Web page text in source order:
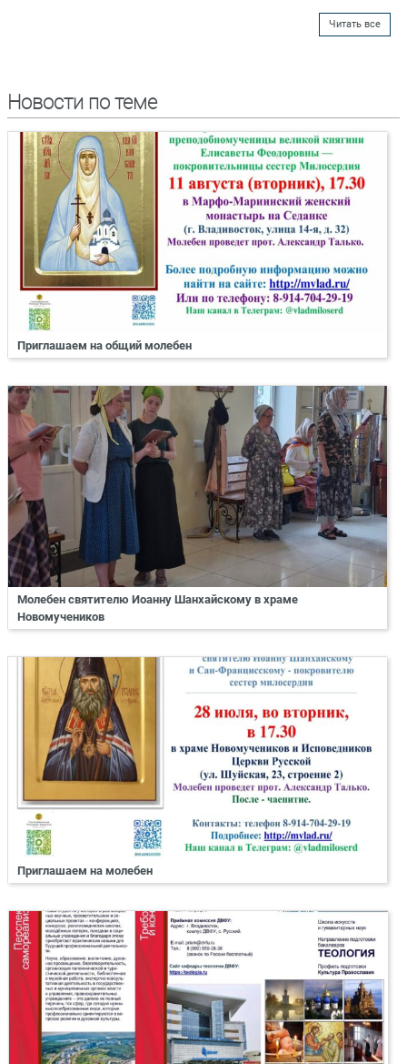
Читать все
Новости по теме
Приглашаем на общий молебен
Молебен святителю Иоанну Шанхайскому в храме
Новомучеников
Приглашаем на молебен